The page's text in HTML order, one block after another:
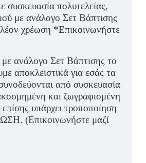
συσκευασία πολυτελείας,
με ανάλογο Σετ Βάπτισης
χρέωση *Επικοινωνήστε
ανάλογο Σετ Βάπτισης το
αποκλειστικά για εσάς τα
από συσκευασία
και ζωγραφισμένη
υπάρχει τροποποίηση
(Επικοινωνήστε μαζί